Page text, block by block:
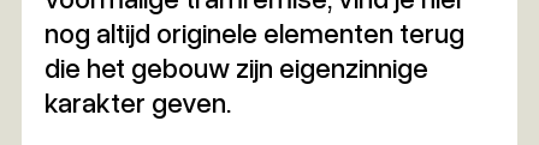
nog altijd originele elementen terug
die het gebouw zijn eigenzinnige
karakter geven.